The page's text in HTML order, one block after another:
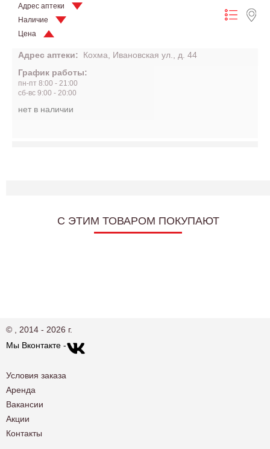
Адрес аптеки
Наличие
Цена
Адрес аптеки:
Кохма, Ивановская ул., д. 44
График работы:
пн-пт 8:00 - 21:00
сб-вс 9:00 - 20:00
нет в наличии
C ЭТИМ ТОВАРОМ ПОКУПАЮТ
© , 2014 - 2026 г.
Мы Вконтакте -
Условия заказа
Аренда
Вакансии
Акции
Контакты